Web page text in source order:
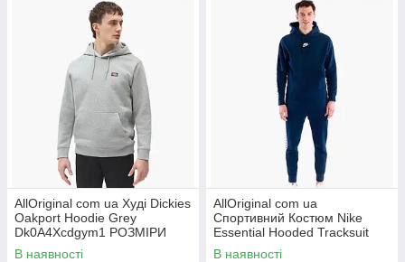
AllOriginal com ua Худі Dickies
Oakport Hoodie Grey
Dk0A4Xcdgym1 РОЗМІРИ
ЗАПИТУЙТЕ
В наявності
AllOriginal com ua
Спортивний Костюм Nike
Essential Hooded Tracksuit
Blue Dm6838-411 РОЗМІРИ
В наявності